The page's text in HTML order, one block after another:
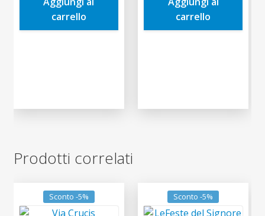
14,00€.
carrello
12,50€.
carrello
Prodotti correlati
Sconto -5% Sconto -5%